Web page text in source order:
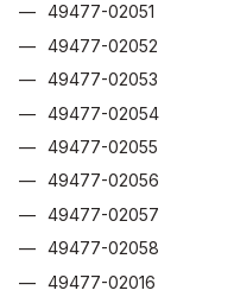
49477-02051
49477-02052
49477-02053
49477-02054
49477-02055
49477-02056
49477-02057
49477-02058
49477-02016